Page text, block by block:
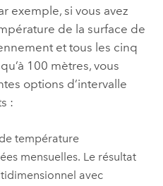
exemple, si vous avez
de la surface de
et tous les cinq
100 mètres, vous
options d’intervalle
:
température
mensuelles. Le résultat
avec